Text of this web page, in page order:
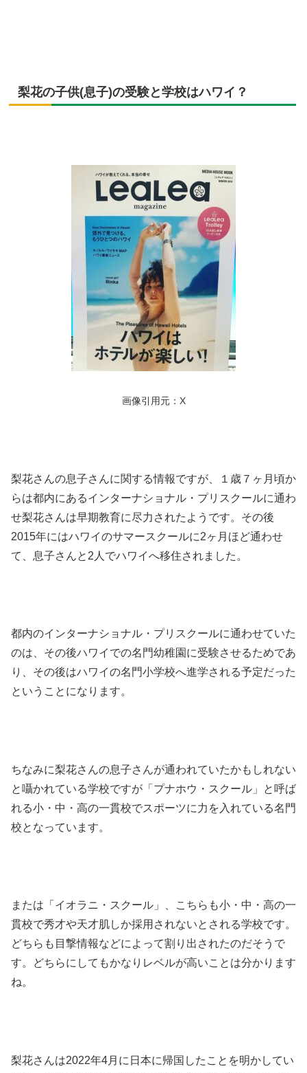
梨花の子供(息子)の受験と学校はハワイ？
画像引用元：X
梨花さんの息子さんに関する情報ですが、１歳７ヶ月頃か
らは都内にあるインターナショナル・プリスクールに通わ
せ梨花さんは早期教育に尽力されたようです。その後
2015年にはハワイのサマースクールに2ヶ月ほど通わせ
て、息子さんと2人でハワイへ移住されました。
都内のインターナショナル・プリスクールに通わせていた
のは、その後ハワイでの名門幼稚園に受験させるためであ
り、その後はハワイの名門小学校へ進学される予定だった
ということになります。
ちなみに梨花さんの息子さんが通われていたかもしれない
と囁かれている学校ですが「プナホウ・スクール」と呼ば
れる小・中・高の一貫校でスポーツに力を入れている名門
校となっています。
または「イオラニ・スクール」、こちらも小・中・高の一
貫校で秀才や天才肌しか採用されないとされる学校です。
どちらも目撃情報などによって割り出されたのだそうで
す。どちらにしてもかなりレベルが高いことは分かります
ね。
梨花さんは2022年4月に日本に帰国したことを明かしてい